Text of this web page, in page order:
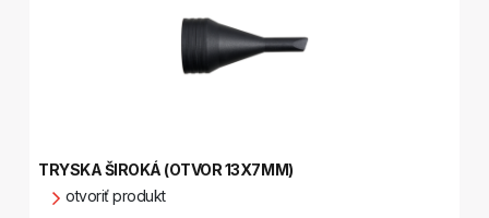
TRYSKA ŠIROKÁ (OTVOR 13X7MM)
otvoriť produkt